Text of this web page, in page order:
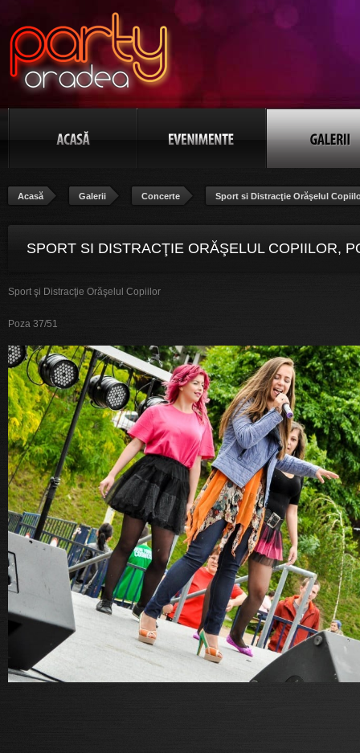
Acasă Galerii Concerte Sport si Distracţie Orăşelul
SPORT SI DISTRACŢIE ORĂŞELUL COPIILOR,
Sport şi Distracţie Orăşelul Copiilor
Poza 37/51